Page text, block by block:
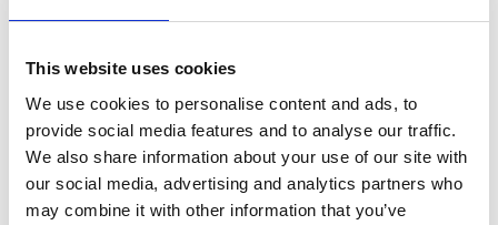
This website uses cookies
We use cookies to personalise content and ads, to
provide social media features and to analyse our traffic.
We also share information about your use of our site with
our social media, advertising and analytics partners who
may combine it with other information that you’ve
EuroScaffold Original
75x250 hauteur travail 4,2
m
€1.179,00 €1.289,00 HT
Afficher le produit
4,2 m hauteur travail
€1.179,00 €1.460,32
Afficher le produit